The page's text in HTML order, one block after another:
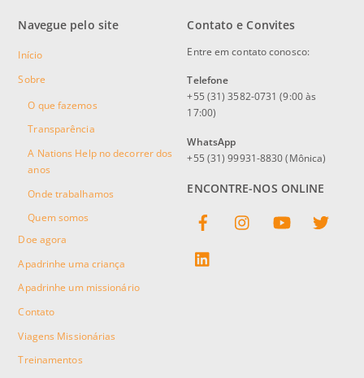
Navegue pelo site
Início
Sobre
O que fazemos
Transparência
A Nations Help no decorrer dos
anos
Onde trabalhamos
Quem somos
Doe agora
Apadrinhe uma criança
Apadrinhe um missionário
Contato
Viagens Missionárias
Treinamentos
Contato e Convites
Entre em contato conosco:
Telefone
+55 (31) 3582-0731 (9:00 às
17:00)
WhatsApp
+55 (31) 99931-8830 (Mônica)
ENCONTRE-NOS ONLINE